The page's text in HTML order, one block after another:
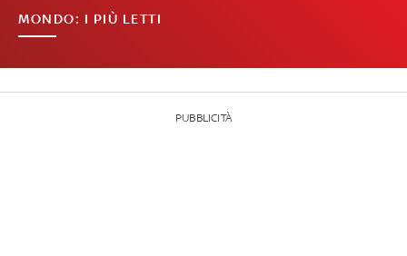
MONDO: I PIÙ LETTI
PUBBLICITÀ